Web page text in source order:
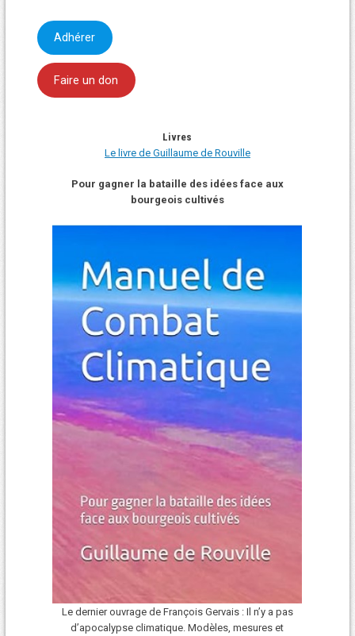
Adhérer
Faire un don
Livres
Le livre de Guillaume de Rouville
Pour gagner la bataille des idées face aux
bourgeois cultivés
Le dernier ouvrage de François Gervais : Il n’y a pas
d’apocalypse climatique. Modèles, mesures et